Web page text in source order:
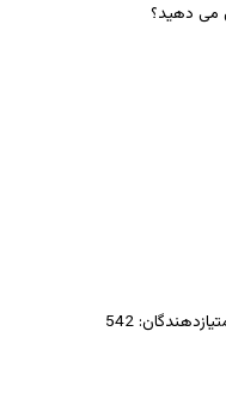
می دهید؟
542